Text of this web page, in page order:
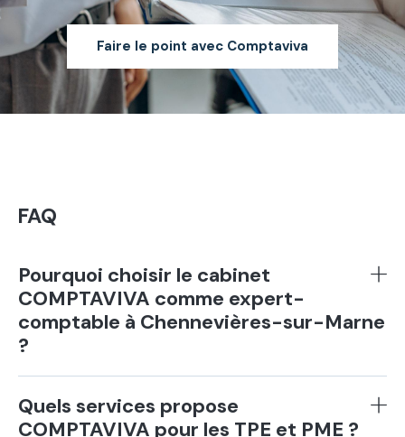
Faire le point avec Comptaviva
FAQ
Pourquoi choisir le cabinet
COMPTAVIVA comme expert-
comptable à Chennevières-sur-Marne
?
Quels services propose
COMPTAVIVA pour les TPE et PME ?